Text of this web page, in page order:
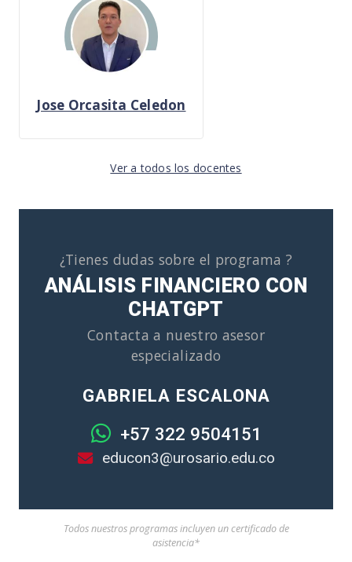
Jose Orcasita Celedon
Ver a todos los docentes
¿Tienes dudas sobre el programa ?
ANÁLISIS FINANCIERO CON
CHATGPT
Contacta a nuestro asesor
especializado
GABRIELA ESCALONA
+57 322 9504151
educon3@urosario.edu.co
Todos nuestros programas incluyen un certificado de
asistencia*